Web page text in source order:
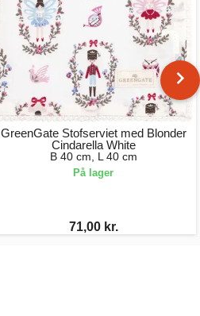
GreenGate Stofserviet med Blonder
Cindarella White
B 40 cm, L 40 cm
På lager
71,00 kr.